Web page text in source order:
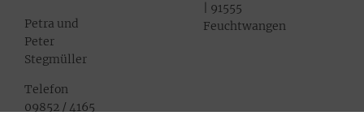
Petra und
Peter
Stegmüller
Telefon
09852 / 4165
| 91555
Feuchtwangen